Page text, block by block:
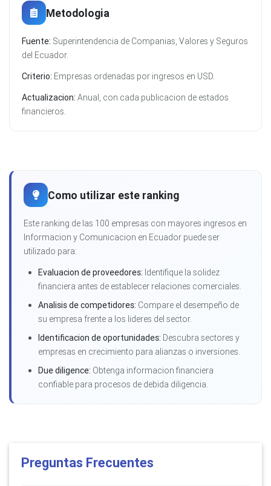
Metodologia
Fuente: Superintendencia de Companias, Valores y Seguros
del Ecuador.
Criterio: Empresas ordenadas por ingresos en USD.
Actualizacion: Anual, con cada publicacion de estados
financieros.
Como utilizar este ranking
Este ranking de las 100 empresas con mayores ingresos en
Informacion y Comunicacion en Ecuador puede ser
utilizado para:
Evaluacion de proveedores: Identifique la solidez
financiera antes de establecer relaciones comerciales.
Analisis de competidores: Compare el desempeño de
su empresa frente a los lideres del sector.
Identificacion de oportunidades: Descubra sectores y
empresas en crecimiento para alianzas o inversiones.
Due diligence: Obtenga informacion financiera
confiable para procesos de debida diligencia.
Preguntas Frecuentes